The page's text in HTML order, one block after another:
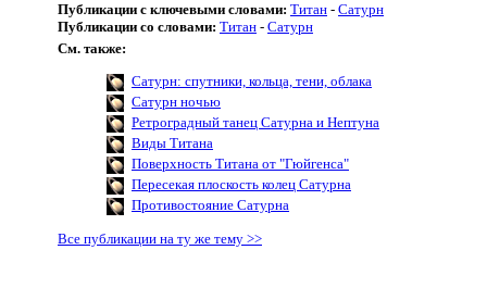
Публикации с ключевыми словами: Титан - Сатурн
Публикации со словами: Титан - Сатурн
См. также:
Сатурн: спутники, кольца, тени, облака
Сатурн ночью
Ретроградный танец Сатурна и Нептуна
Виды Титана
Поверхность Титана от "Гюйгенса"
Пересекая плоскость колец Сатурна
Противостояние Сатурна
Все публикации на ту же тему >>